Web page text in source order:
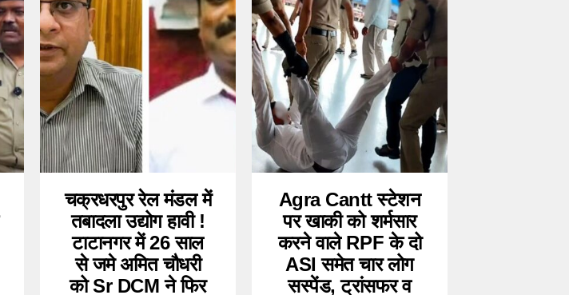
चक्रधरपुर रेल मंडल में
तबादला उद्योग हावी !
टाटानगर में 26 साल
से जमे अमित चौधरी
को Sr DCM ने फिर
Agra Cantt स्टेशन
पर खाकी को शर्मसार
करने वाले RPF के दो
ASI समेत चार लोग
सस्पेंड, ट्रांसफर व